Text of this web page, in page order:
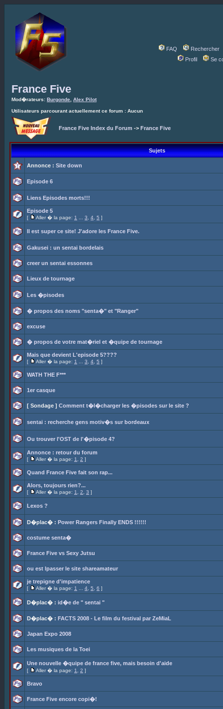
FAQ
Rechercher
Profil
Se
France Five
Mod�rateurs: Burgonde Alex Pilot
Utilisateurs parcourant actuellement ce forum : Aucun
France Five Index du Forum -> France Five
Sujets
Annonce : Site down
Episode 6
Liens Episodes morts!!!
Episode 5
[ Aller � la page: 1 3 4 5 ]
Il est super ce site! J'adore les France Five.
Gakusei : un sentai bordelais
creer un sentai essonnes
Lieux de tournage
Les �pisodes
� propos des noms "senta�" et "Ranger"
excuse
� propos de votre mat�riel et �quipe de tournage
Mais que devient L'episode 5????
[ Aller � la page: 1 3 4 5 ]
WATH THE F***
1er casque
[ Sondage ] Comment t�l�charger les �pisodes sur le site ?
sentai : recherche gens motiv�s sur bordeaux
Ou trouver l'OST de l'�pisode 4?
Annonce : retour du forum
[ Aller � la page: 1 2 ]
Quand France Five fait son rap...
Alors, toujours rien?...
[ Aller � la page: 1 2 3 ]
Lexos ?
D�plac� : Power Rangers Finally ENDS !!!!!!
costume senta�
France Five vs Sexy Jutsu
ou est lpasser le site shareamateur
je trepigne d'impatience
[ Aller � la page: 1 4 5 6 ]
D�plac� : id�e de " sentai "
D�plac� : FACTS 2008 - Le film du festival par ZeMiaL
Japan Expo 2008
Les musiques de la Toei
Une nouvelle �quipe de france five, mais besoin d'aide
[ Aller � la page: 1 2 ]
Bravo
France Five encore copi�!